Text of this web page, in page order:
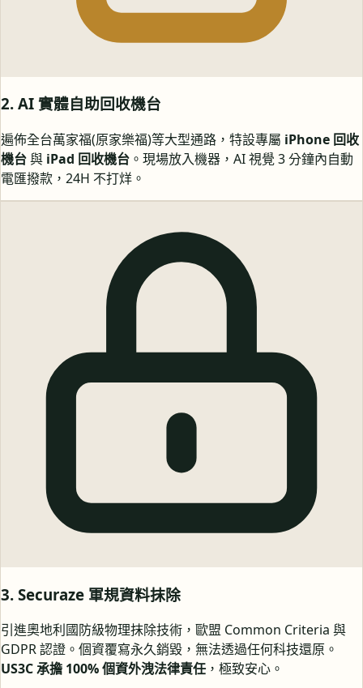
2. AI 實體自助回收機台
遍佈全台萬家福(原家樂福)等大型通路，特設專屬 iPhone 回收
機台與 iPad 回收機台 。現場放入機器，AI 視覺 3 分鐘內自動
電匯撥款，24H 不打烊。
3. Securaze 軍規資料抹除
引進奧地利國防級物理抹除技術，歐盟 Common Criteria 與
GDPR 認證。個資覆寫永久銷毀，無法透過任何科技還原。
US3C 承擔 100% 個資外洩法律責任 ，極致安心。